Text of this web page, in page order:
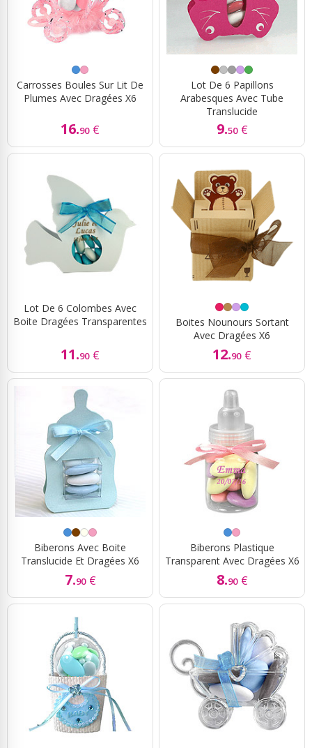
Carrosses Boules Sur Lit De
Plumes Avec Dragées X6
16.90 €
Lot De 6 Papillons
Arabesques Avec Tube
Translucide
9.50 €
Lot De 6 Colombes Avec
Boite Dragées Transparentes
11.90 €
Boites Nounours Sortant
Avec Dragées X6
12.90 €
Biberons Avec Boite
Translucide Et Dragées X6
7.90 €
Biberons Plastique
Transparent Avec Dragées X6
8.90 €